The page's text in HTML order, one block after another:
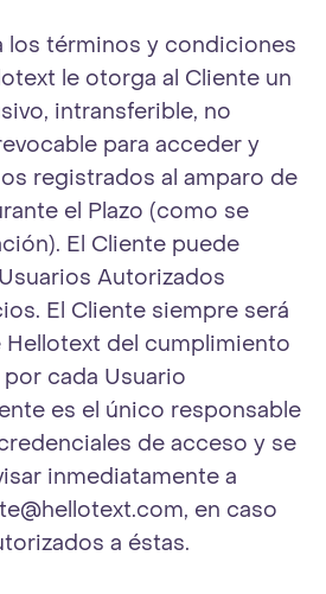
los términos y condiciones
le otorga al Cliente un
intransferible, no
para acceder y
registrados al amparo de
el Plazo (como se
El Cliente puede
Autorizados
El Cliente siempre será
Hellotext del cumplimiento
cada Usuario
es el único responsable
de acceso y se
inmediatamente a
, en caso
a éstas.